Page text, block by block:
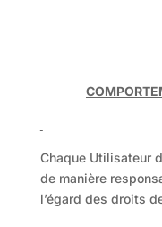
Chaque Utilisateur
de manière
l’égard des droits